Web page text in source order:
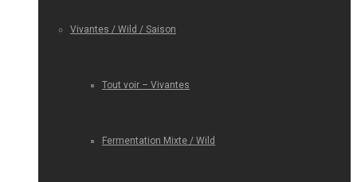
Vivantes / Wild / Saison
Tout voir – Vivantes
Fermentation Mixte / Wild